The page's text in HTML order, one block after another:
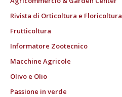
Rivista di Orticoltura e Floricoltura
Frutticoltura
Informatore Zootecnico
Macchine Agricole
Olivo e Olio
Passione in verde